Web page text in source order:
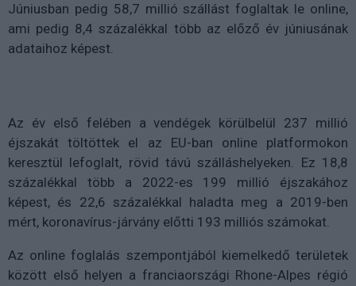
Júniusban pedig 58,7 millió szállást foglaltak le online,
ami pedig 8,4 százalékkal több az előző év júniusának
adataihoz képest.
Az év első felében a vendégek körülbelül 237 millió
éjszakát töltöttek el az EU-ban online platformokon
keresztül lefoglalt, rövid távú szálláshelyeken. Ez 18,8
százalékkal több a 2022-es 199 millió éjszakához
képest, és 22,6 százalékkal haladta meg a 2019-ben
mért, koronavírus-járvány előtti 193 milliós számokat.
Az online foglalás szempontjából kiemelkedő területek
között első helyen a franciaországi Rhone-Alpes régió